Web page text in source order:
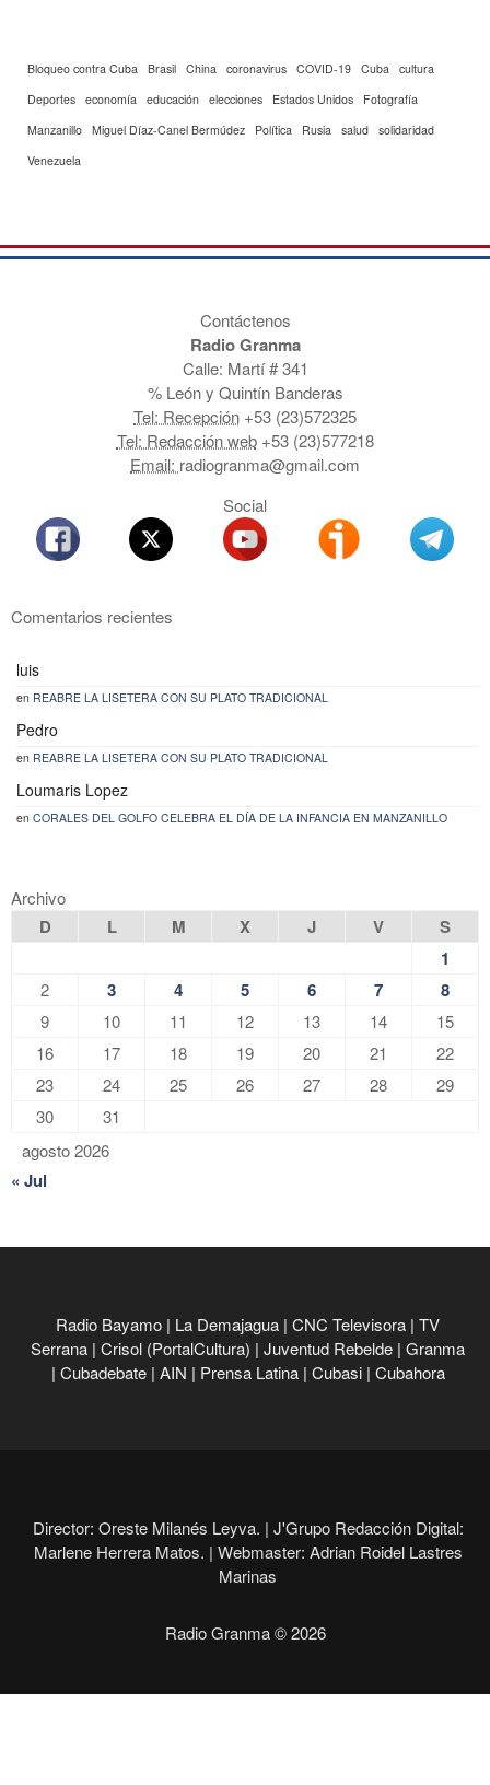
Bloqueo contra Cuba Brasil China coronavirus COVID-19 Cuba
cultura
Deportes economía educación elecciones Estados Unidos
Fotografía
Manzanillo Miguel Díaz-Canel Bermúdez Política Rusia salud solidaridad
Venezuela
Contáctenos
Radio Granma
Calle: Martí # 341
% León y Quintín Banderas
Tel: Recepción +53 (23)572325
Tel: Redacción web+53 (23)577218
Email: radiogranma@gmail.com
Social
Comentarios recientes
luis
en REABRE LA LISETERA CON SU PLATO TRADICIONAL
Pedro
en REABRE LA LISETERA CON SU PLATO TRADICIONAL
Loumaris Lopez
en CORALES DEL GOLFO CELEBRA EL DÍA DE LA INFANCIA EN MANZANILLO
Archivo
agosto 2026
D L M X J V
S
1
2 3 4 5 6 7 8
9 10 11 12 13 14
15
16
17 18 19 20 21
22
23
24 25 26 27 28
29
30
31
« Jul
Radio Bayamo | La Demajagua | CNC Televisora | TV
Serrana | Crisol (PortalCultura) | Juventud Rebelde | Granma
| Cubadebate | AIN | Prensa Latina | Cubasi | Cubahora
Director: Oreste Milanés Leyva. | J'Grupo Redacción Digital:
Marlene Herrera Matos. | Webmaster: Adrian Roidel Lastres
Marinas
Radio Granma © 2026